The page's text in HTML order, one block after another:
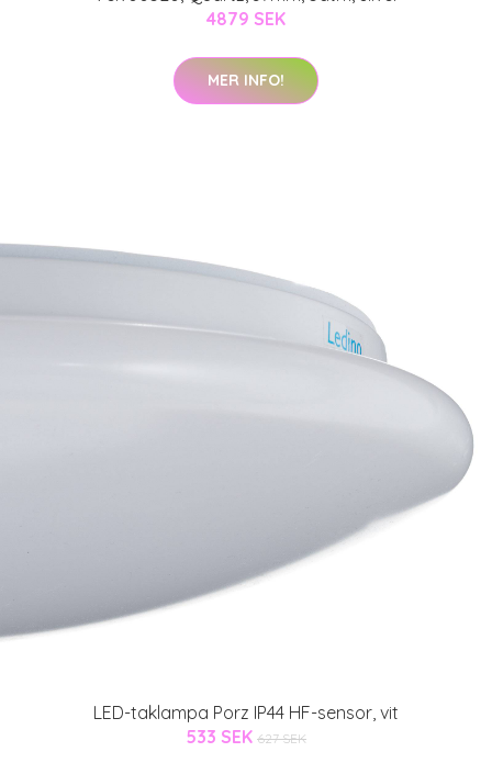
4879 SEK
MER INFO!
LED-taklampa Porz IP44 HF-sensor, vit
533 SEK 627 SEK